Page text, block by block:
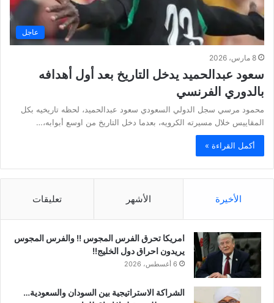
عاجل
8 مارس، 2026
سعود عبدالحميد يدخل التاريخ بعد أول أهدافه
بالدوري الفرنسي
محمود مرسي سجل الدولي السعودي سعود عبدالحميد، لحظه تاريخيه بكل
المقاييس خلال مسيرته الكرويه، بعدما دخل التاريخ من اوسع أبوابه،…
أكمل القراءة »
الأخيرة الأشهر تعليقات
امريكا تحرق الفرس المجوس !! والفرس المجوس
يريدون احراق دول الخليج!!
6 أغسطس، 2026
الشراكة الاستراتيجية بين السودان والسعودية…